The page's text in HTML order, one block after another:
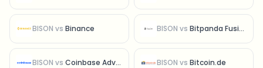
BISON vs Binance BISON vs Bitpanda Fusion
BISON vs Coinbase Advanced BISON vs Bitcoin.de